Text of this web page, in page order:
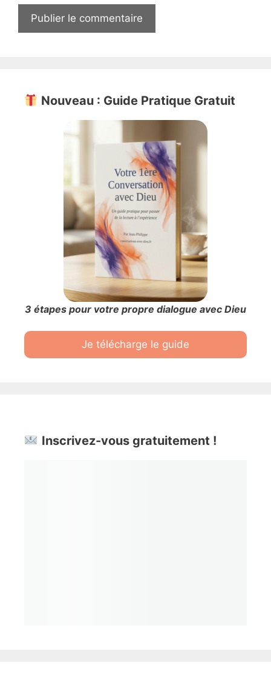
Nouveau : Guide Pratique Gratuit
3 étapes pour votre propre dialogue avec Dieu
Je télécharge le guide
Inscrivez-vous gratuitement !